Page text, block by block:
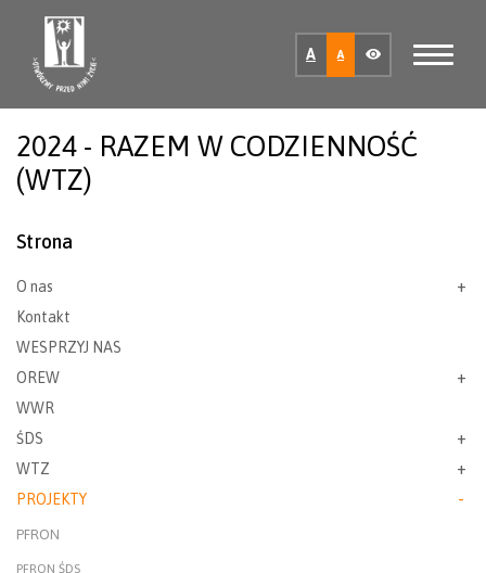
A A
2024 - RAZEM W CODZIENNOŚĆ
(WTZ)
Strona
O nas
Kontakt
WESPRZYJ NAS
OREW
WWR
ŚDS
WTZ
PROJEKTY
PFRON
PFRON ŚDS